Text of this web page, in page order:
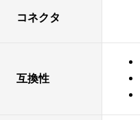
コネクタ
互換性